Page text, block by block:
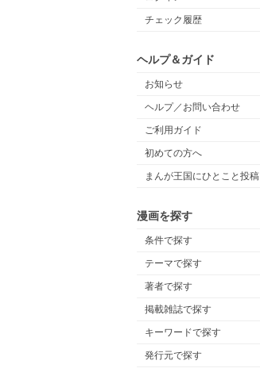
チェック履歴
ヘルプ＆ガイド
お知らせ
ヘルプ／お問い合わせ
ご利用ガイド
初めての方へ
まんが王国にひとこと投稿
漫画を探す
条件で探す
テーマで探す
著者で探す
掲載雑誌で探す
キーワードで探す
発行元で探す